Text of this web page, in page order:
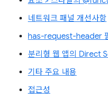
네트워크 패널 개선사항
has-request-header
분리형 웹 앱의 Direct
기타 주요 내용
접근성